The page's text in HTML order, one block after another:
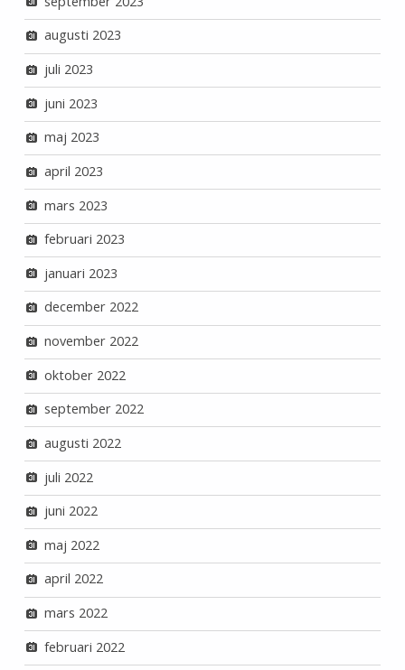
augusti 2023
juli 2023
juni 2023
maj 2023
april 2023
mars 2023
februari 2023
januari 2023
december 2022
november 2022
oktober 2022
september 2022
augusti 2022
juli 2022
juni 2022
maj 2022
april 2022
mars 2022
februari 2022